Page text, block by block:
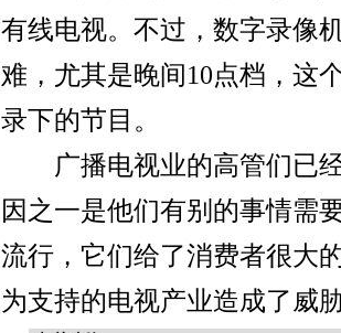
有线电视。不过，数字录像
难，尤其是晚间10点档，这
录下的节目。
广播电视业的高管们已经
因之一是他们有别的事情需
流行，它们给了消费者很大
为支持的电视产业造成了威